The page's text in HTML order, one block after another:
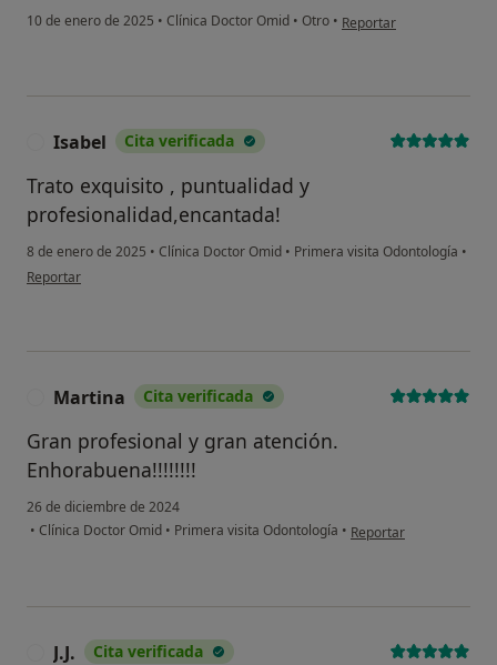
10 de enero de 2025 • Clínica Doctor Omid • Otro • en opinión del usuario
Reportar
Isabel Cita verificada
Trato exquisito , puntualidad y
profesionalidad,encantada!
8 de enero de 2025 • Clínica Doctor Omid • Primera visita Odontología •
en opinión del usuario Isabel
Reportar
Martina Cita verificada
Gran profesional y gran atención.
Enhorabuena!!!!!!!!
26 de diciembre de 2024
• Clínica Doctor Omid • Primera visita Odontología • en opinión del usuario
Reportar
J.J. Cita verificada